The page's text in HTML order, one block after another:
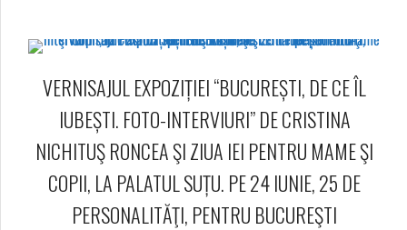
VERNISAJUL EXPOZIȚIEI “BUCUREȘTI, DE CE ÎL
IUBEȘTI. FOTO-INTERVIURI” DE CRISTINA
NICHITUŞ RONCEA ŞI ZIUA IEI PENTRU MAME ŞI
COPII, LA PALATUL SUȚU. PE 24 IUNIE, 25 DE
PERSONALITĂŢI, PENTRU BUCUREŞTI